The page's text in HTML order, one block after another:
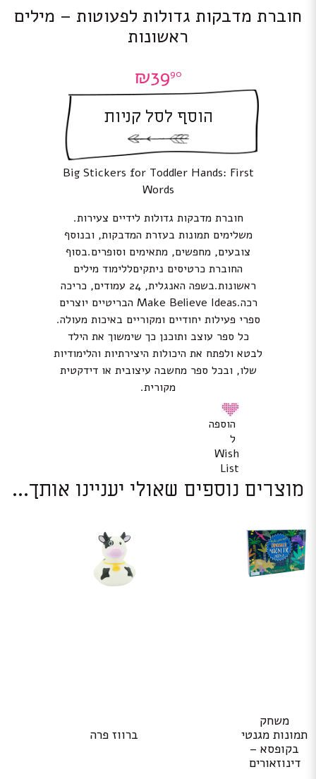
חוברת מדבקות גדולות לפעוטות – מילים
ראשונות
₪3990
הוסף לסל קניות
Big Stickers for Toddler Hands: First
Words
חוברת מדבקות גדולות לידיים צעירות.
משלימים תמונות בעזרת המדבקות, ובנוסף
צובעים, מחפשים, מתאימים וסופרים.בסוף
החוברת כרטיסים ניתקיםללימוד מילים
ראשונות.בשפה האנגלית, 24 עמודים, כריכה
רכה.Make Believe Ideas הבריטיים יוצרים
ספרי פעילות יחודיים ומקוריים באיכות מעולה.
כל ספר עוצב ותוכנן כך שימשוך את הילד
לבטא ולפתח את היכולות היצירתיות והלימודיות
שלו, ובכל ספר מחשבה עיצובית או דידקטית
מקורית.
הוספה
ל
Wish
List
מוצרים נוספים שאולי יעניינו אותך...
משחק
תמונות מגנטי
בקופסא –
דינוזאורים
ברווז פרה